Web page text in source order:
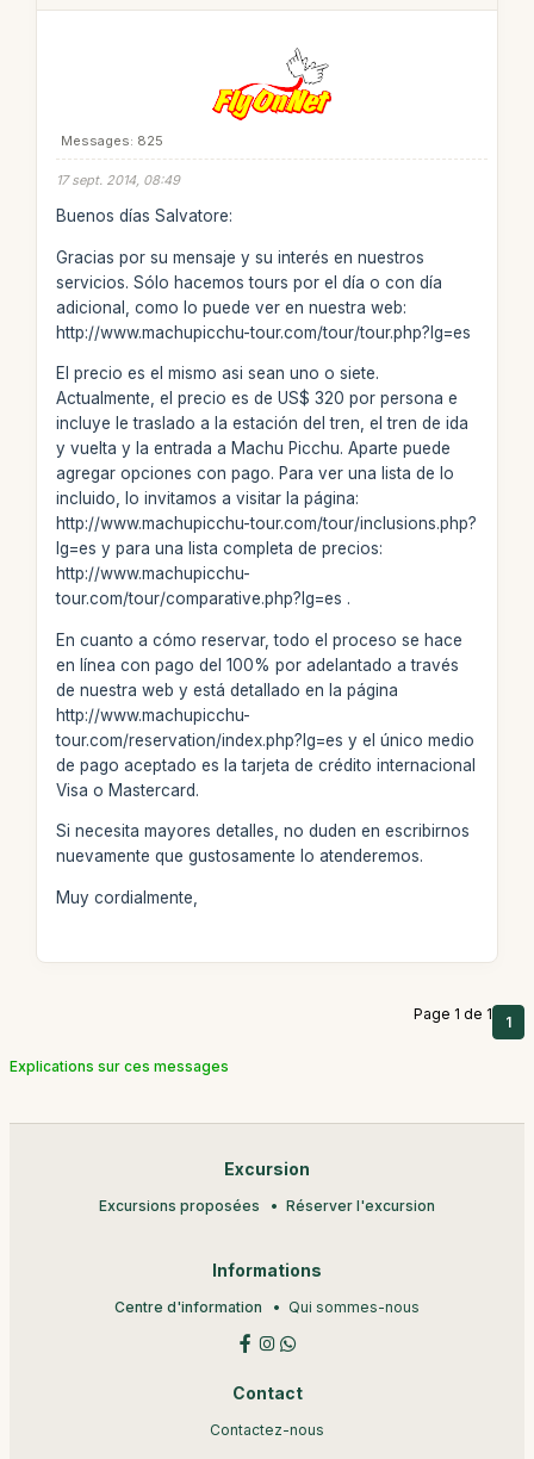
Messages: 825
17 sept. 2014, 08:49
Buenos días Salvatore:
Gracias por su mensaje y su interés en nuestros
servicios. Sólo hacemos tours por el día o con día
adicional, como lo puede ver en nuestra web:
http://www.machupicchu-tour.com/tour/tour.php?lg=es
El precio es el mismo asi sean uno o siete.
Actualmente, el precio es de US$ 320 por persona e
incluye le traslado a la estación del tren, el tren de ida
y vuelta y la entrada a Machu Picchu. Aparte puede
agregar opciones con pago. Para ver una lista de lo
incluido, lo invitamos a visitar la página:
http://www.machupicchu-tour.com/tour/inclusions.php?
lg=es y para una lista completa de precios:
http://www.machupicchu-
tour.com/tour/comparative.php?lg=es .
En cuanto a cómo reservar, todo el proceso se hace
en línea con pago del 100% por adelantado a través
de nuestra web y está detallado en la página
http://www.machupicchu-
tour.com/reservation/index.php?lg=es y el único medio
de pago aceptado es la tarjeta de crédito internacional
Visa o Mastercard.
Si necesita mayores detalles, no duden en escribirnos
nuevamente que gustosamente lo atenderemos.
Muy cordialmente,
Page 1 de 1 1
Explications sur ces messages
Excursion
Excursions proposées Réserver l'excursion
Informations
Centre d'information Qui sommes-nous
Contact
Contactez-nous